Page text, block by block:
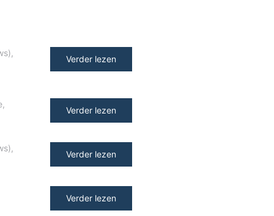
,
Verder lezen
,
Verder lezen
,
Verder lezen
Verder lezen